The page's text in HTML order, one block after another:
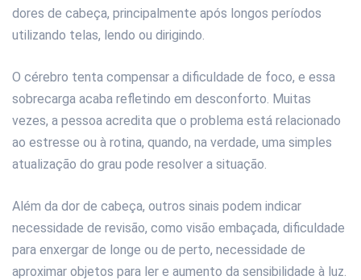
dores de cabeça, principalmente após longos períodos
utilizando telas, lendo ou dirigindo.
O cérebro tenta compensar a dificuldade de foco, e essa
sobrecarga acaba refletindo em desconforto. Muitas
vezes, a pessoa acredita que o problema está relacionado
ao estresse ou à rotina, quando, na verdade, uma simples
atualização do grau pode resolver a situação.
Além da dor de cabeça, outros sinais podem indicar
necessidade de revisão, como visão embaçada, dificuldade
para enxergar de longe ou de perto, necessidade de
aproximar objetos para ler e aumento da sensibilidade à luz.